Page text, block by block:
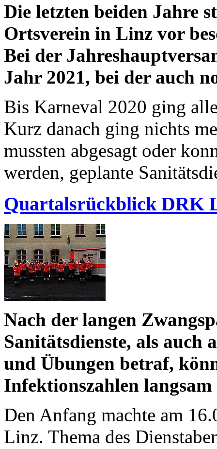
Die letzten beiden Jahre
Ortsverein in Linz vor
Bei der
Jahr 2021, bei der auch
Bis Karneval 2020 ging
Kurz danach ging nichts
mussten abgesagt oder
werden, geplante
Quartalsrückblick DRK
Nach der langen
Sanitätsdienste, als
und Übungen betraf,
Infektionszahlen langsam
Den Anfang machte am
Linz. Thema des